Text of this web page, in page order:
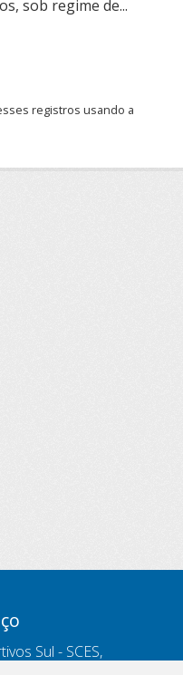
sob regime de...
registros usando a
Sul - SCES,